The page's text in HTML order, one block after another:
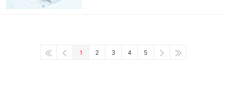
1 2 3 4 5